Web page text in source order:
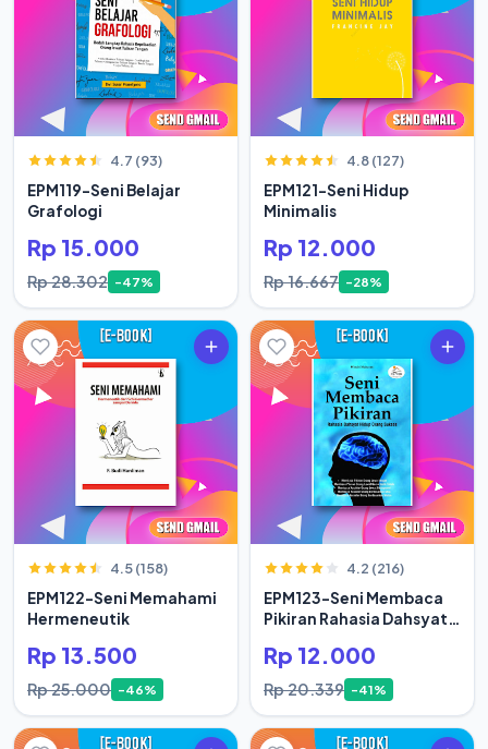
4.7 (93)
EPM119-Seni Belajar
Grafologi
Rp 15.000
Rp 28.302 -47%
4.8 (127)
EPM121-Seni Hidup
Minimalis
Rp 12.000
Rp 16.667 -28%
4.5 (158)
EPM122-Seni Memahami
Hermeneutik
Rp 13.500
Rp 25.000 -46%
4.2 (216)
EPM123-Seni Membaca
Pikiran Rahasia Dahsyat
Rp 12.000
Rp 20.339 -41%